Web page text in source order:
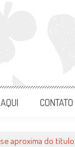
CONTATO
aproxima do título